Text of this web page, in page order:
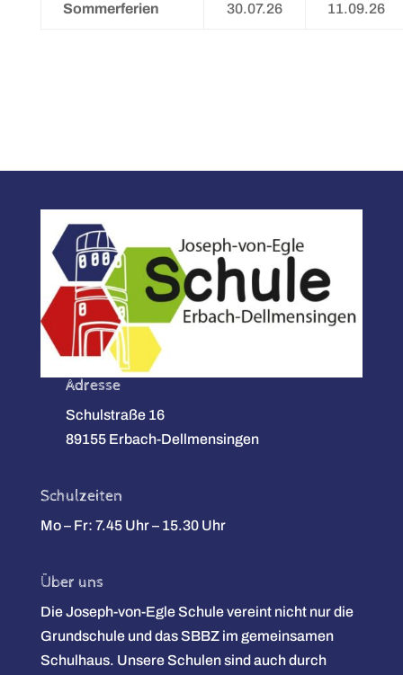
Sommerferien 30.07.26 11.09.26
Adresse
Schulstraße 16
89155 Erbach-Dellmensingen
Schulzeiten
Mo – Fr: 7.45 Uhr – 15.30 Uhr
Über uns
Die Joseph-von-Egle Schule vereint nicht nur die
Grundschule und das SBBZ im gemeinsamen
Schulhaus. Unsere Schulen sind auch durch